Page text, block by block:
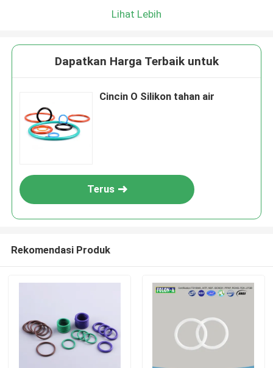
Lihat Lebih
Dapatkan Harga Terbaik untuk
Cincin O Silikon tahan air
Terus
Rekomendasi Produk